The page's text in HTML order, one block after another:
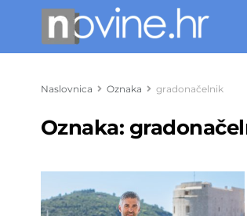
Naslovnica Oznaka gradonačelnik
Oznaka: